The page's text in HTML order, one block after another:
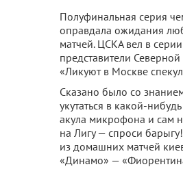
Полуфинальная серия
оправдала ожидания
матчей. ЦСКА вел в
представители
«Ликуют в Москве
Сказано было со
укутаться в какой-
акула микрофона и сам
на Лигу — спроси
из домашних матчей
«Динамо» —